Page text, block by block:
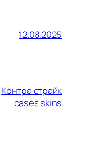
12.08.2025
Контра страйк
cases skins